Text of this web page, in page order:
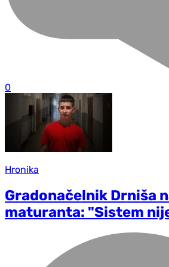
0
Hronika
Gradonačelnik Drniša
maturanta: "Sistem